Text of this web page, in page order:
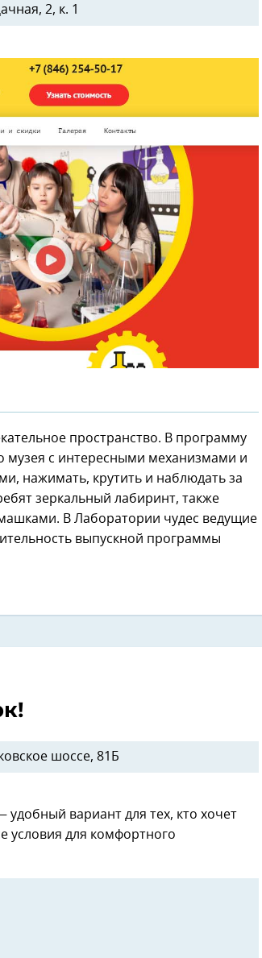
2, к. 1
пространство. В программу
музея с интересными механизмами и
нажимать, крутить и наблюдать за
зеркальный лабиринт, также
В Лаборатории чудес ведущие
выпускной программы
шоссе, 81Б
вариант для тех, кто хочет
условия для комфортного